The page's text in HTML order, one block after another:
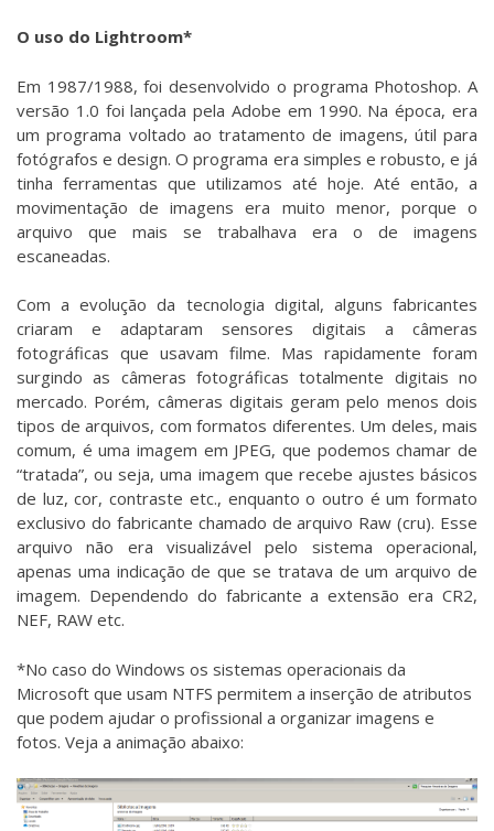
O uso do Lightroom*
Em 1987/1988, foi desenvolvido o programa Photoshop. A
versão 1.0 foi lançada pela Adobe em 1990. Na época, era
um programa voltado ao tratamento de imagens, útil para
fotógrafos e design. O programa era simples e robusto, e já
tinha ferramentas que utilizamos até hoje. Até então, a
movimentação de imagens era muito menor, porque o
arquivo que mais se trabalhava era o de imagens
escaneadas.
Com a evolução da tecnologia digital, alguns fabricantes
criaram e adaptaram sensores digitais a câmeras
fotográficas que usavam filme. Mas rapidamente foram
surgindo as câmeras fotográficas totalmente digitais no
mercado. Porém, câmeras digitais geram pelo menos dois
tipos de arquivos, com formatos diferentes. Um deles, mais
comum, é uma imagem em JPEG, que podemos chamar de
“tratada”, ou seja, uma imagem que recebe ajustes básicos
de luz, cor, contraste etc., enquanto o outro é um formato
exclusivo do fabricante chamado de arquivo Raw (cru). Esse
arquivo não era visualizável pelo sistema operacional,
apenas uma indicação de que se tratava de um arquivo de
imagem. Dependendo do fabricante a extensão era CR2,
NEF, RAW etc.
*No caso do Windows os sistemas operacionais da
Microsoft que usam NTFS permitem a inserção de atributos
que podem ajudar o profissional a organizar imagens e
fotos. Veja a animação abaixo: